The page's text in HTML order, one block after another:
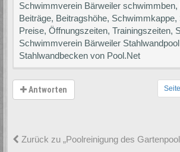
Schwimmverein Bärweiler schwimmben,
Beiträge, Beitragshöhe,
Preise, Öffnungszeiten, Trainingszeiten,
Schwimmverein Bärweiler
Stahlwandbecken von Pool.Net
Antworten Seite
Zurück zu „Poolreinigung des